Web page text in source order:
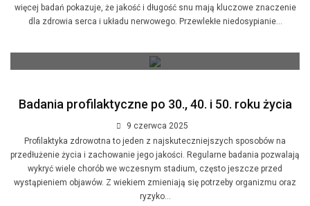
więcej badań pokazuje, że jakość i długość snu mają kluczowe znaczenie
dla zdrowia serca i układu nerwowego. Przewlekłe niedosypianie...
Badania profilaktyczne po 30., 40. i 50. roku życia
9 czerwca 2025
Profilaktyka zdrowotna to jeden z najskuteczniejszych sposobów na
przedłużenie życia i zachowanie jego jakości. Regularne badania pozwalają
wykryć wiele chorób we wczesnym stadium, często jeszcze przed
wystąpieniem objawów. Z wiekiem zmieniają się potrzeby organizmu oraz
ryzyko...